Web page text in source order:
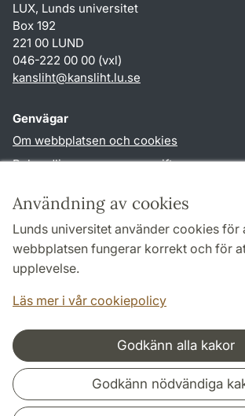
Användning av cookies
Lunds universitet använder cookies för
webbplatsen fungerar korrekt och för
upplevelse.
Läs mer i vår cookiepolicy
Godkänn alla kakor
Godkänn nödvändiga
LUX, Lunds universitet
Box 192
221 00 LUND
046-222 00 00 (vxl)
kansliht@kansliht.lu.se
Genvägar
Om webbplatsen och cookies
Behandling av personuppgifter
TYPO3-login
Följ oss i sociala medier
Samarbeten och nätverk